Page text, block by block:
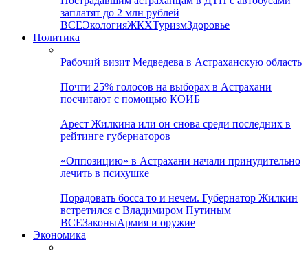
заплатят до 2 млн рублей
ВСЕЭкологияЖКХТуризмЗдоровье
Политика
Рабочий визит Медведева в Астраханскую область
Почти 25% голосов на выборах в Астрахани
посчитают с помощью КОИБ
Арест Жилкина или он снова среди последних в
рейтинге губернаторов
«Оппозицию» в Астрахани начали принудительно
лечить в психушке
Порадовать босса то и нечем. Губернатор Жилкин
встретился с Владимиром Путиным
ВСЕЗаконыАрмия и оружие
Экономика